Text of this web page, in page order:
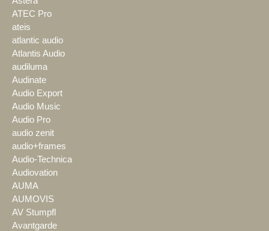
ATEC Pro
ateis
atlantic audio
Atlantis Audio
audiluma
Audinate
Audio Export
Audio Music
Audio Pro
audio zenit
audio+frames
Audio-Technica
Audiovation
AUMA
AUMOVIS
AV Stumpfl
Avantgarde